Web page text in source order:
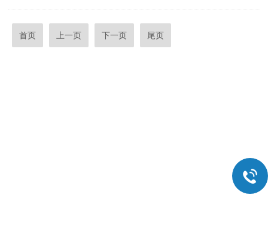
首页 上一页 下一页 尾页